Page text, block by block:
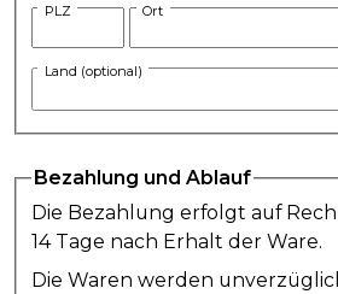
PLZ Ort
Land (optional)
Be­zah­lung und Ab­lauf
Die Be­zah­lung er­folgt auf
14 Ta­ge nach Er­halt der Wa­re.
Die Wa­ren wer­den